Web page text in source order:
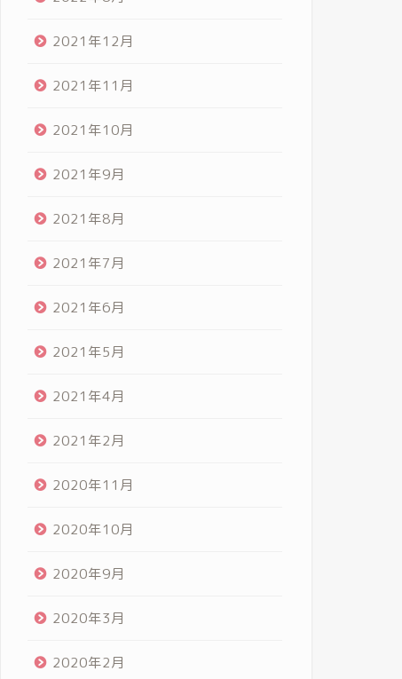
2021年12月
2021年11月
2021年10月
2021年9月
2021年8月
2021年7月
2021年6月
2021年5月
2021年4月
2021年2月
2020年11月
2020年10月
2020年9月
2020年3月
2020年2月